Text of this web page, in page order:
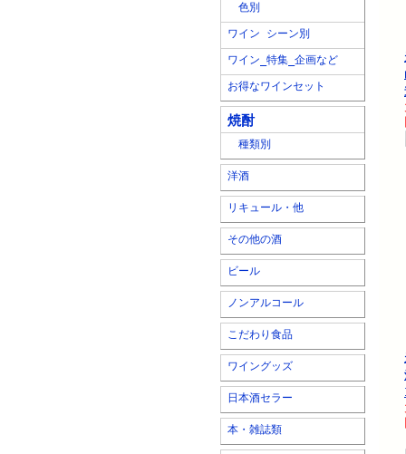
色別
ワイン シーン別
ワイン_特集_企画など
お得なワインセット
焼酎
種類別
洋酒
リキュール・他
その他の酒
ビール
ノンアルコール
こだわり食品
ワイングッズ
日本酒セラー
本・雑誌類